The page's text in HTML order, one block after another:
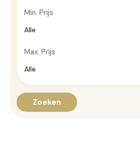
Min. Prijs
Alle
Max. Prijs
Alle
Zoeken